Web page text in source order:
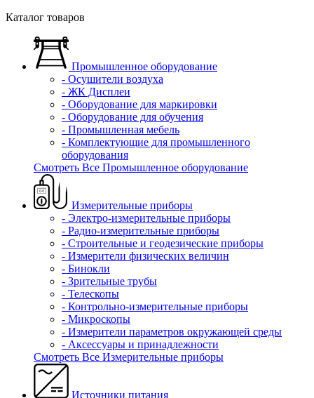
Каталог товаров
Промышленное оборудование
- Осушители воздуха
- ЖК Дисплеи
- Оборудование для маркировки
- Оборудование для обучения
- Промышленная мебель
- Комплектующие для промышленного
оборудования
Смотреть Все Промышленное оборудование
Измерительные приборы
- Электро-измерительные приборы
- Радио-измерительные приборы
- Строительные и геодезические приборы
- Измерители физических величин
- Бинокли
- Зрительные трубы
- Телескопы
- Контрольно-измерительные приборы
- Микроскопы
- Измерители параметров окружающей среды
- Аксессуары и принадлежности
Смотреть Все Измерительные приборы
Источники питания